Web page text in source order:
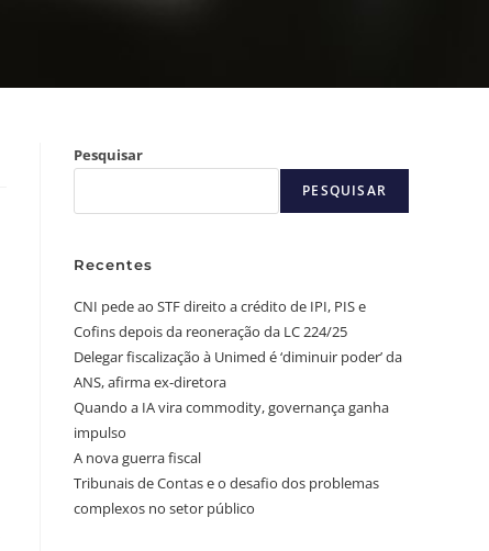
Pesquisar
PESQUISAR
Recentes
CNI pede ao STF direito a crédito de IPI, PIS e
Cofins depois da reoneração da LC 224/25
Delegar fiscalização à Unimed é ‘diminuir poder’ da
ANS, afirma ex-diretora
Quando a IA vira commodity, governança ganha
impulso
A nova guerra fiscal
Tribunais de Contas e o desafio dos problemas
complexos no setor público